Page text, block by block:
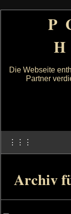
Die Webseite
Partner
⋮⋮⋮
Archiv